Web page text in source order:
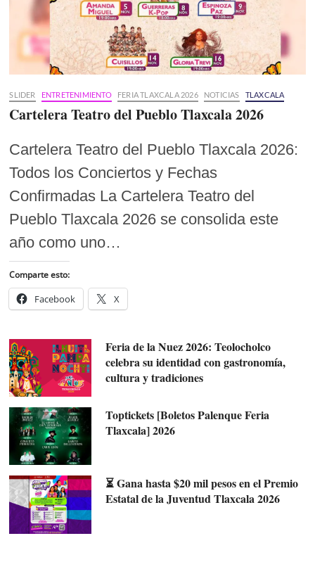
SLIDER ENTRETENIMIENTO FERIA TLAXCALA 2026 NOTICIAS TLAXCALA
Cartelera Teatro del Pueblo Tlaxcala 2026
Cartelera Teatro del Pueblo Tlaxcala 2026:
Todos los Conciertos y Fechas
Confirmadas La Cartelera Teatro del
Pueblo Tlaxcala 2026 se consolida este
año como uno…
Comparte esto:
Facebook X
Feria de la Nuez 2026: Teolocholco
celebra su identidad con gastronomía,
cultura y tradiciones
Toptickets [Boletos Palenque Feria
Tlaxcala] 2026
⏳ Gana hasta $20 mil pesos en el Premio
Estatal de la Juventud Tlaxcala 2026